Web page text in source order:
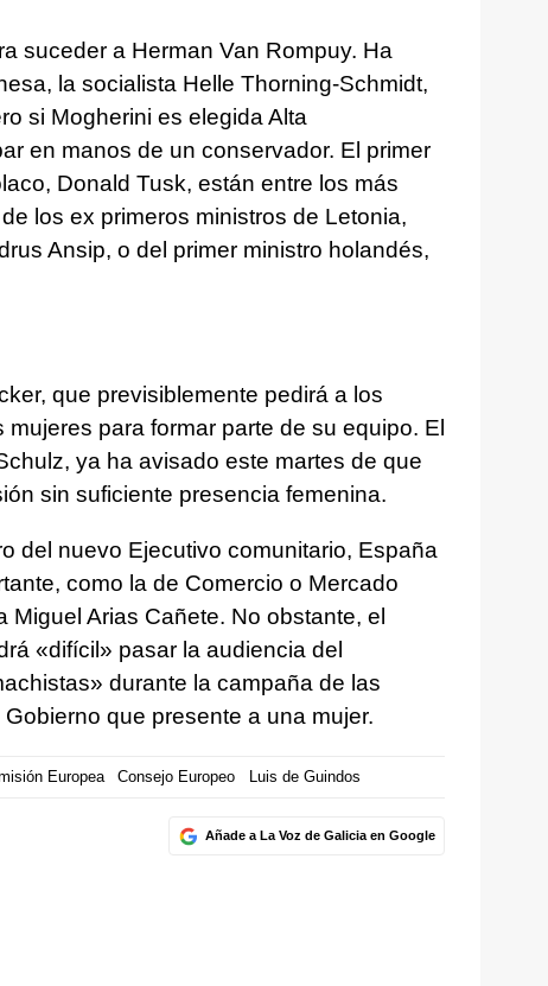
suceder a Herman Van Rompuy. Ha
la socialista Helle Thorning-Schmidt,
si Mogherini es elegida Alta
en manos de un conservador. El primer
Donald Tusk, están entre los más
los ex primeros ministros de Letonia,
Ansip, o del primer ministro holandés,
que previsiblemente pedirá a los
para formar parte de su equipo. El
ya ha avisado este martes de que
sin suficiente presencia femenina.
del nuevo Ejecutivo comunitario, España
como la de Comercio o Mercado
Miguel Arias Cañete. No obstante, el
«difícil» pasar la audiencia del
durante la campaña de las
que presente a una mujer.
Europea Consejo Europeo Luis de Guindos
Añade a La Voz de Galicia en Google